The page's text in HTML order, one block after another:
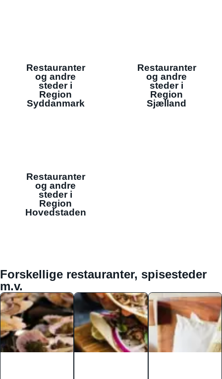
Restauranter
og andre
steder i
Region
Syddanmark
Restauranter
og andre
steder i
Region
Sjælland
Restauranter
og andre
steder i
Region
Hovedstaden
Forskellige restauranter, spisesteder
m.v.